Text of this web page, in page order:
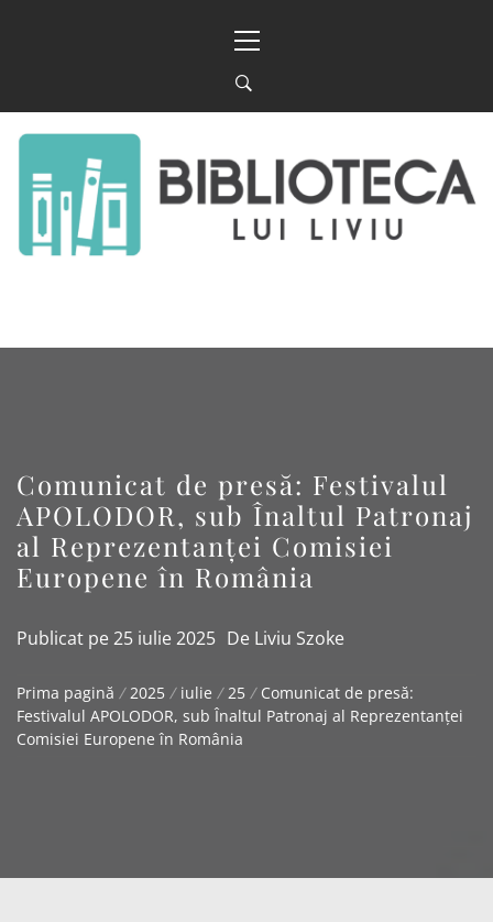
principal
LIVIU
Comunicat de presă: Festivalul
APOLODOR, sub Înaltul Patronaj
al Reprezentanței Comisiei
Europene în România
Publicat pe25 iulie 2025 De Liviu Szoke
Prima pagină 2025 iulie 25
Comunicat de presă:
Festivalul APOLODOR, sub Înaltul Patronaj al Reprezentanței
Comisiei Europene în România